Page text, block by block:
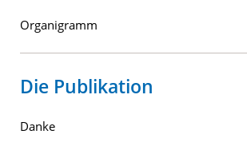
Organigramm
Die Publikation
Danke